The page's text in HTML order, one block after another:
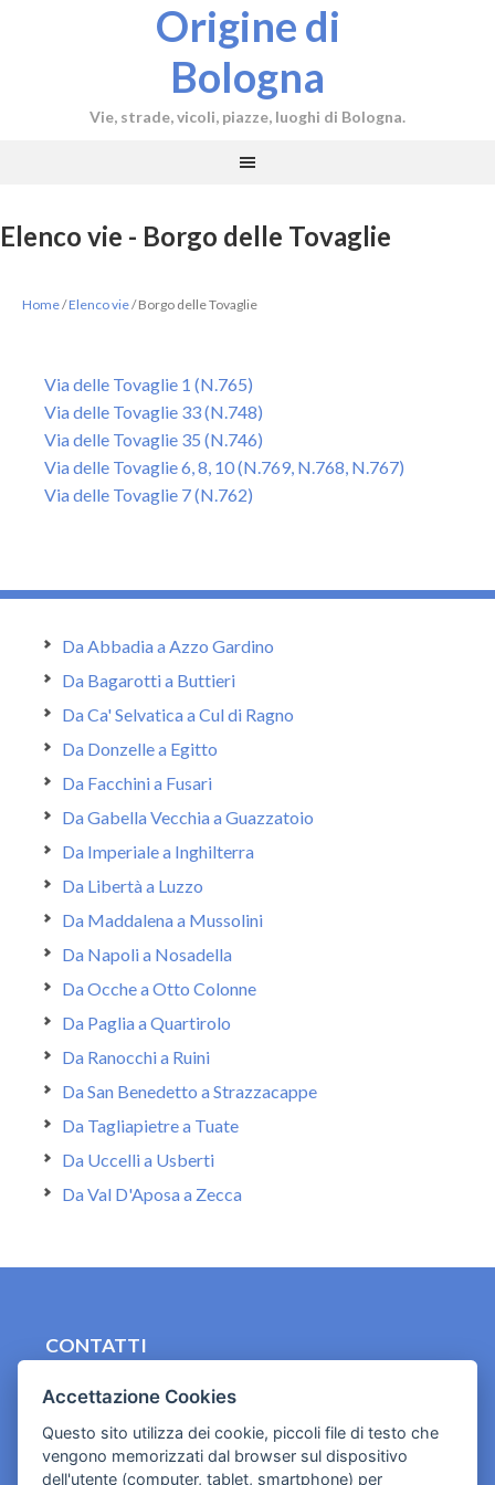
Origine di
Bologna
Vie, strade, vicoli, piazze, luoghi di Bologna.
Elenco vie - Borgo delle Tovaglie
Home/Elenco vie/Borgo delle Tovaglie
Via delle Tovaglie 1 (N.765)
Via delle Tovaglie 33 (N.748)
Via delle Tovaglie 35 (N.746)
Via delle Tovaglie 6, 8, 10 (N.769, N.768, N.767)
Via delle Tovaglie 7 (N.762)
Da Abbadia a Azzo Gardino
Da Bagarotti a Buttieri
Da Ca' Selvatica a Cul di Ragno
Da Donzelle a Egitto
Da Facchini a Fusari
Da Gabella Vecchia a Guazzatoio
Da Imperiale a Inghilterra
Da Libertà a Luzzo
Da Maddalena a Mussolini
Da Napoli a Nosadella
Da Ocche a Otto Colonne
Da Paglia a Quartirolo
Da Ranocchi a Ruini
Da San Benedetto a Strazzacappe
Da Tagliapietre a Tuate
Da Uccelli a Usberti
Da Val D'Aposa a Zecca
CONTATTI
Cookies e informativa privacy
Accettazione Cookies
Questo sito utilizza dei cookie, piccoli file di testo che
vengono memorizzati dal browser sul dispositivo
dell'utente (computer, tablet, smartphone) per